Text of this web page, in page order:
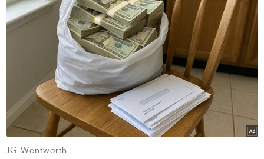
Yemen: Các cuộc không kích của Saudi
Arabia làm 40 người thương vong
23/04/2018 10:37
Các cuộc không kích của liên quân do Saudi Arabia
dẫn đầu đã gây thương vong cho ít nhất 40 người tại
một lễ cưới ở tỉnh Hajjah, Tây Bắc Yemen.
JG Wentworth